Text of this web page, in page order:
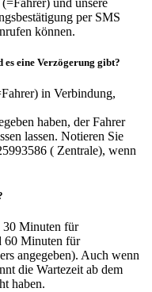
per SMS
können.
es eine Verzögerung gibt?
in Verbindung,
haben, der Fahrer
lassen. Notieren Sie
( Zentrale), wenn
30 Minuten für
60 Minuten für
angegeben). Auch wenn
die Wartezeit ab dem
haben.